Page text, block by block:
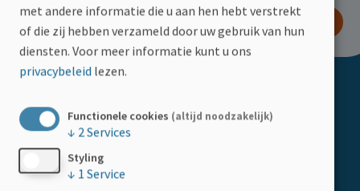
WORD LID
Boemerangstraat 4, 3900 Pelt
met andere informatie die u aan hen hebt verstrekt
of die zij hebben verzameld door uw gebruik van hun
diensten. Voor meer informatie kunt u ons
privacybeleid lezen.
Functionele cookies (altijd noodzakelijk)
↓ 2Services
Styling
↓ 1 Service